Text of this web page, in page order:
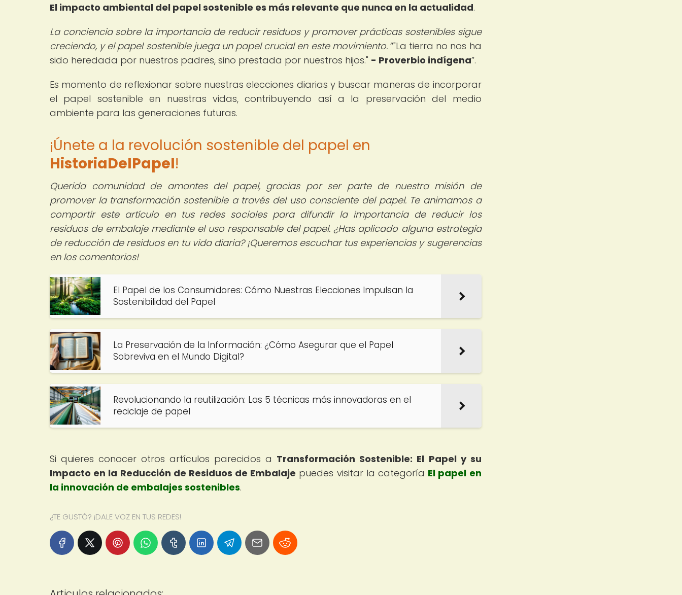
El impacto ambiental del papel sostenible es más relevante que nunca en la actualidad.
La conciencia sobre la importancia de reducir residuos y promover prácticas sostenibles sigue
creciendo, y el papel sostenible juega un papel crucial en este movimiento. "La tierra no nos ha
sido heredada por nuestros padres, sino prestada por nuestros hijos." - Proverbio indígena .
Es momento de reflexionar sobre nuestras elecciones diarias y buscar maneras de incorporar
el papel sostenible en nuestras vidas, contribuyendo así a la preservación del medio
ambiente para las generaciones futuras.
¡Únete a la revolución sostenible del papel en
HistoriaDelPapel!
Querida comunidad de amantes del papel, gracias por ser parte de nuestra misión de
promover la transformación sostenible a través del uso consciente del papel. Te animamos a
compartir este artículo en tus redes sociales para difundir la importancia de reducir los
residuos de embalaje mediante el uso responsable del papel. ¿Has aplicado alguna estrategia
de reducción de residuos en tu vida diaria? ¡Queremos escuchar tus experiencias y sugerencias
en los comentarios!
El Papel de los Consumidores: Cómo Nuestras Elecciones Impulsan la
Sostenibilidad del Papel
La Preservación de la Información: ¿Cómo Asegurar que el Papel
Sobreviva en el Mundo Digital?
Revolucionando la reutilización: Las 5 técnicas más innovadoras en el
reciclaje de papel
Si quieres conocer otros artículos parecidos a Transformación Sostenible: El Papel y su
Impacto en la Reducción de Residuos de Embalaje puedes visitar la categoría El papel en
la innovación de embalajes sostenibles.
¿TE GUSTÓ? ¡DALE VOZ EN TUS REDES!